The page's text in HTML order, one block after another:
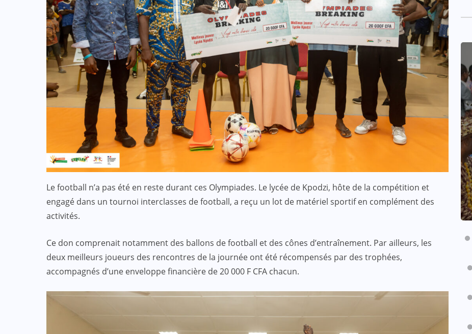
Le football n’a pas été en reste durant ces Olympiades. Le lycée de Kpodzi, hôte de la compétition et
engagé dans un tournoi interclasses de football, a reçu un lot de matériel sportif en complément des
activités.
Ce don comprenait notamment des ballons de football et des cônes d’entraînement. Par ailleurs, les
deux meilleurs joueurs des rencontres de la journée ont été récompensés par des trophées,
accompagnés d’une enveloppe financière de 20 000 F CFA chacun.
ACTUALITE CULTURE SPORT
Evala 2024 : Une présence
effective du Dr Lidi Bessi Kama
JUIL 07, 2024
ACTUALITE CULTURE ÉDUCATION
4e édition du prix PADRE : que de
la satisfaction !
JUIL 07, 2024